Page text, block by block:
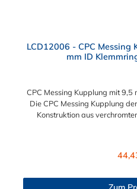
LCD12006 - CPC Messing
mm ID
CPC Messing Kupplung mit
Die CPC Messing Kupplung
Konstruktion aus
Klemmringverschraubung
mit zahlreichen Konfigurationen